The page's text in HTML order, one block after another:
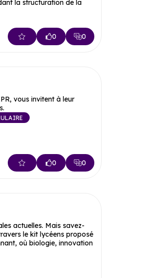
la structuration de la
0 0
vous invitent à leur
0 0
actuelles. Mais savez-
le kit lycéens proposé
où biologie, innovation